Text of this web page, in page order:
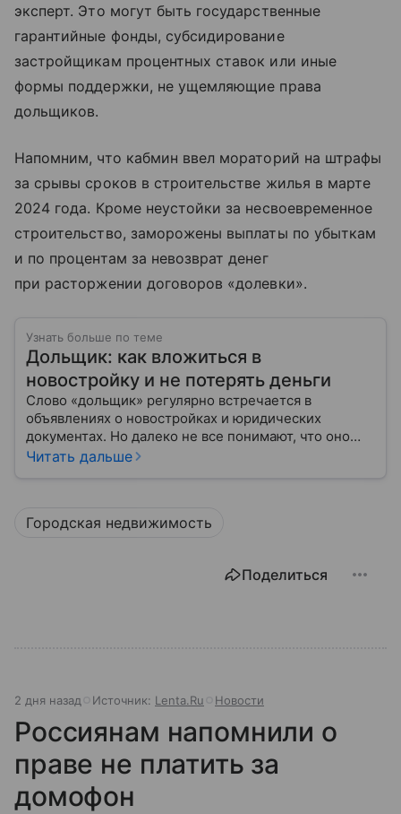
эксперт. Это могут быть государственные
гарантийные фонды, субсидирование
застройщикам процентных ставок или иные
формы поддержки, не ущемляющие права
дольщиков.
Напомним, что кабмин ввел мораторий на штрафы
за срывы сроков в строительстве жилья в марте
2024 года. Кроме неустойки за несвоевременное
строительство, заморожены выплаты по убыткам
и по процентам за невозврат денег
при расторжении договоров «долевки».
Узнать больше по теме
Дольщик: как вложиться в
новостройку и не потерять деньги
Слово «дольщик» регулярно встречается в
объявлениях о новостройках и юридических
документах. Но далеко не все понимают, что оно
означает.
Читать дальше
Городская недвижимость
Поделиться
2 дня назад Источник: Lenta.Ru Новости
Россиянам напомнили о
праве не платить за
домофон